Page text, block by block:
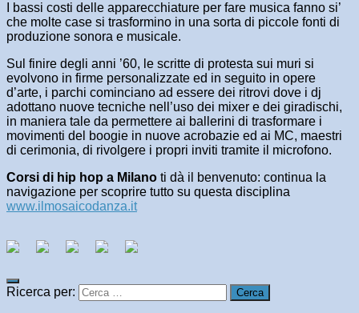
I bassi costi delle apparecchiature per fare musica fanno si’
che molte case si trasformino in una sorta di piccole fonti di
produzione sonora e musicale.
Sul finire degli anni ’60, le scritte di protesta sui muri si
evolvono in firme personalizzate ed in seguito in opere
d’arte, i parchi cominciano ad essere dei ritrovi dove i dj
adottano nuove tecniche nell’uso dei mixer e dei giradischi,
in maniera tale da permettere ai ballerini di trasformare i
movimenti del boogie in nuove acrobazie ed ai MC, maestri
di cerimonia, di rivolgere i propri inviti tramite il microfono.
Corsi di hip hop a Milano ti dà il benvenuto: continua la
navigazione per scoprire tutto su questa disciplina
www.ilmosaicodanza.it
Ricerca per: